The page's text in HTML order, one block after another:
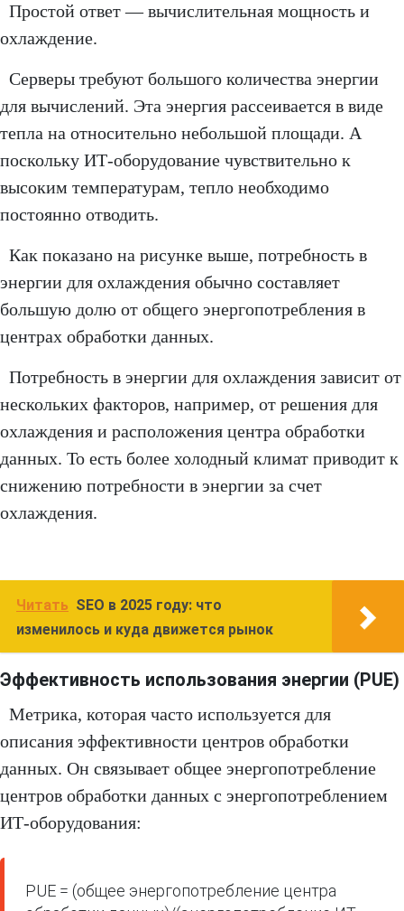
Простой ответ — вычислительная мощность и
охлаждение.
Серверы требуют большого количества энергии
для вычислений. Эта энергия рассеивается в виде
тепла на относительно небольшой площади. А
поскольку ИТ-оборудование чувствительно к
высоким температурам, тепло необходимо
постоянно отводить.
Как показано на рисунке выше, потребность в
энергии для охлаждения обычно составляет
большую долю от общего энергопотребления в
центрах обработки данных.
Потребность в энергии для охлаждения зависит от
нескольких факторов, например, от решения для
охлаждения и расположения центра обработки
данных. То есть более холодный климат приводит к
снижению потребности в энергии за счет
охлаждения.
Читать SEO в 2025 году: что
изменилось и куда движется рынок
Эффективность использования энергии (PUE)
Метрика, которая часто используется для
описания эффективности центров обработки
данных. Он связывает общее энергопотребление
центров обработки данных с энергопотреблением
ИТ-оборудования:
PUE = (общее энергопотребление центра